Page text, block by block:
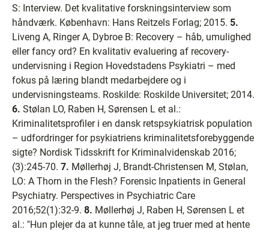
S: Interview. Det kvalitative forskningsinterview som
håndværk. København: Hans Reitzels Forlag; 2015. 5.
Liveng A, Ringer A, Dybroe B: Recovery – håb, umulighed
eller fancy ord? En kvalitativ evaluering af recovery-
undervisning i Region Hovedstadens Psykiatri – med
fokus på læring blandt medarbejdere og i
undervisningsteams. Roskilde: Roskilde Universitet; 2014.
6. Stølan LO, Raben H, Sørensen L et al.:
Kriminalitetsprofiler i en dansk retspsykiatrisk population
– udfordringer for psykiatriens kriminalitetsforebyggende
sigte? Nordisk Tidsskrift for Kriminalvidenskab 2016;
(3):245-70. 7. Møllerhøj J, Brandt-Christensen M, Stølan,
LO: A Thorn in the Flesh? Forensic Inpatients in General
Psychiatry. Perspectives in Psychiatric Care
2016;52(1):32-9. 8. Møllerhøj J, Raben H, Sørensen L et
al.: "Hun plejer da at kunne tåle, at jeg truer med at hente